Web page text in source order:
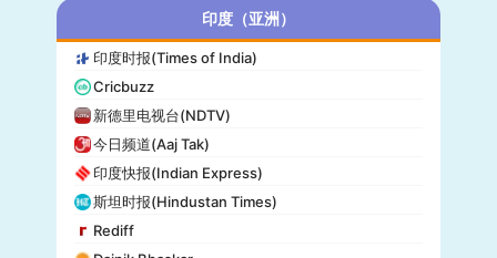
赫尔辛基日报(Helsingin Sanomat)
Origo
爱尔兰时报(Irish Times)
独立报(Independent)
MTV Uutiset
24.hu
晚邮报(Aftenposten)
DirBg
阿罗(Alo!)
印度（亚洲）
印度时报(Times of India)
Cricbuzz
新德里电视台(NDTV)
今日频道(Aaj Tak)
印度快报(Indian Express)
斯坦时报(Hindustan Times)
Rediff